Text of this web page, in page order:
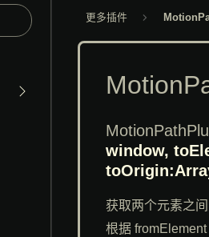
更多插件
window,
获取两个元素之
根据